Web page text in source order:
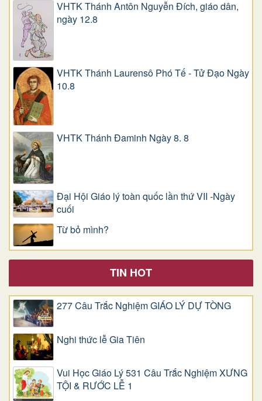
VHTK Thánh Antôn Nguyễn Ðích, giáo dân,
ngày 12.8
VHTK Thánh Laurensô Phó Tế - Tử Đạo Ngày
10.8
VHTK Thánh Đaminh Ngày 8. 8
Đại Hội Giáo lý toàn quốc lần thứ VII -Ngày
cuối
Từ bỏ mình?
TIN HOT
277 Câu Trắc Nghiệm GIÁO LÝ DỰ TÒNG
Nghi thức lễ Gia Tiên
Vui Học Giáo Lý 531 Câu Trắc Nghiệm XƯNG
TỘI & RƯỚC LỄ 1